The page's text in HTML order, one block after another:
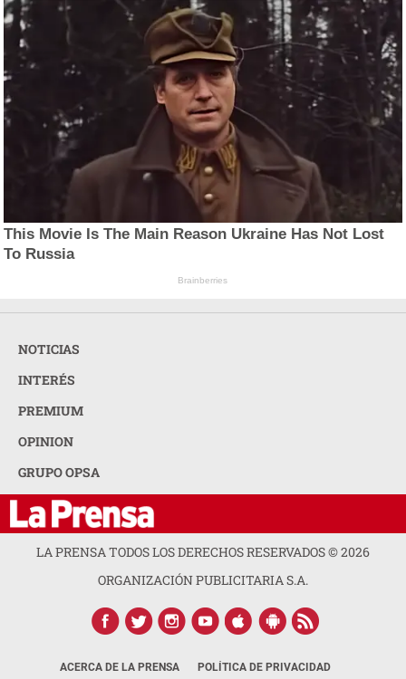
This Movie Is The Main Reason Ukraine Has Not Lost
To Russia
Brainberries
NOTICIAS
INTERÉS
PREMIUM
OPINION
GRUPO OPSA
LA PRENSA TODOS LOS DERECHOS RESERVADOS ©2026
ORGANIZACIÓN PUBLICITARIA S.A.
ACERCA DE LA PRENSA POLÍTICA DE PRIVACIDAD